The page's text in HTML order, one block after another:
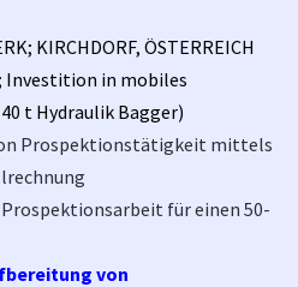
KIRCHDORF, ÖSTERREICH
Investition in mobiles
t Hydraulik Bagger)
Prospektionstätigkeit mittels
für einen 50-
von